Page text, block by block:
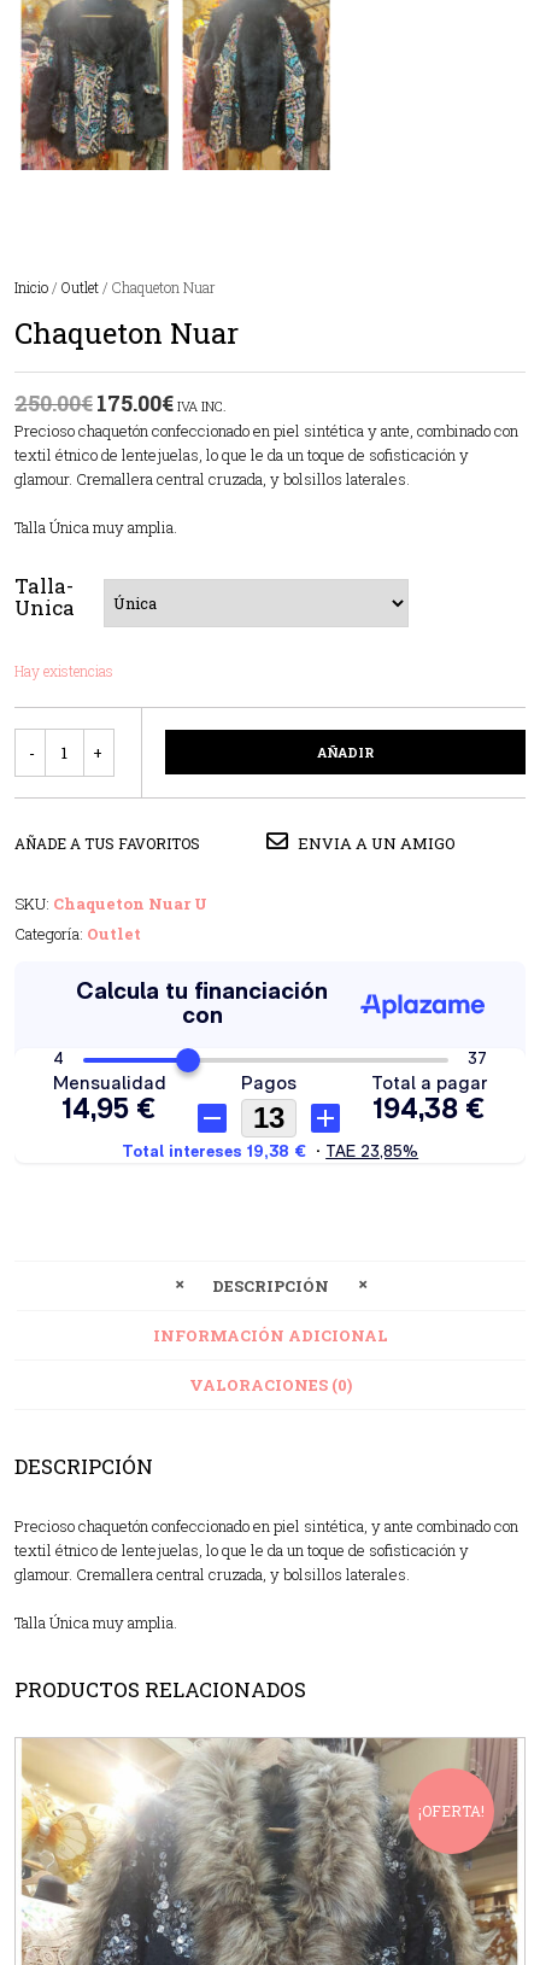
Inicio / Outlet / Chaqueton Nuar
Chaqueton Nuar
250.00€175.00€ IVA INC.
Precioso chaquetón confeccionado en piel sintética y ante, combinado con
textil étnico de lentejuelas, lo que le da un toque de sofisticación y
glamour. Cremallera central cruzada, y bolsillos laterales.
Talla Única muy amplia.
Talla-
Unica
Hay existencias
AÑADIR
AÑADE A TUS FAVORITOS ENVIA A UN AMIGO
SKU: Chaqueton Nuar U
Categoría: Outlet
DESCRIPCIÓN
INFORMACIÓN ADICIONAL
VALORACIONES (0)
DESCRIPCIÓN
Precioso chaquetón confeccionado en piel sintética, y ante combinado con
textil étnico de lentejuelas, lo que le da un toque de sofisticación y
glamour. Cremallera central cruzada, y bolsillos laterales.
Talla Única muy amplia.
PRODUCTOS RELACIONADOS
¡OFERTA!